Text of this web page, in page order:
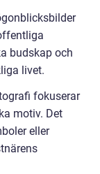
budskap och
livet.
fokuserar
motiv. Det
eller